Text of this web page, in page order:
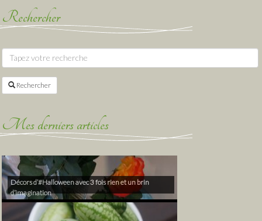
Rechercher
Rechercher
Mes derniers articles
Décors d’#Halloween avec 3 fois rien et un brin
d’imagination